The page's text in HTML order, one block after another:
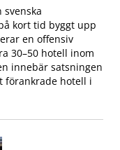
kort tid byggt upp
en offensiv
30–50 hotell inom
innebär satsningen
förankrade hotell i